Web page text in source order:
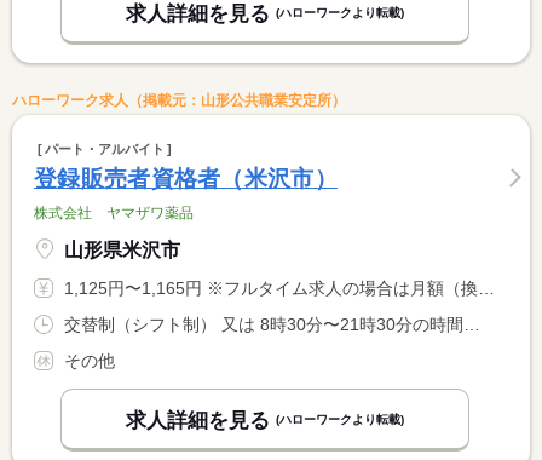
求人詳細を見る (ハローワークより転載)
ハローワーク求人（掲載元：山形公共職業安定所）
パート・アルバイト
登録販売者資格者（米沢市）
株式会社 ヤマザワ薬品
山形県米沢市
1,125円〜1,165円 ※フルタイム求人の場合は月額（換算額）、パート求人の場合は時間額を表示しています。
その他
求人詳細を見る (ハローワークより転載)